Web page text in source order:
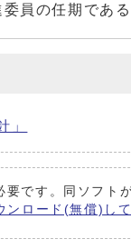
員の任期であ
」
です。同ソフト
ロード(無償)して